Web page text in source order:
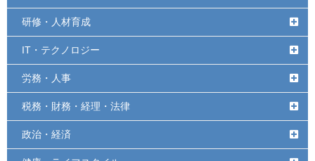
研修・人材育成
IT・テクノロジー
労務・人事
税務・財務・経理・法律
政治・経済